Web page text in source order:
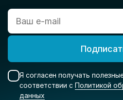
Я согласен получать
соответствии с Политикой
данных